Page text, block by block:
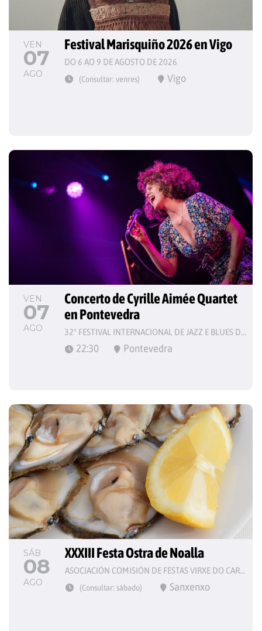
VEN
07
AGO
Festival Marisquiño 2026 en Vigo
DO 6 AO 9 DE AGOSTO DE 2026
(Consultar: venres) Vigo
VEN
07
AGO
Concerto de Cyrille Aimée Quartet
en Pontevedra
32º FESTIVAL INTERNACIONAL DE JAZZ E BLUES DE PONTEVEDRA
22:30 Pontevedra
SÁB
08
AGO
XXXIII Festa Ostra de Noalla
ASOCIACIÓN COMISIÓN DE FESTAS VIRXE DO CARME
(Consultar: sábado) Sanxenxo